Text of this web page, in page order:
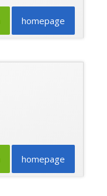
homepage
homepage